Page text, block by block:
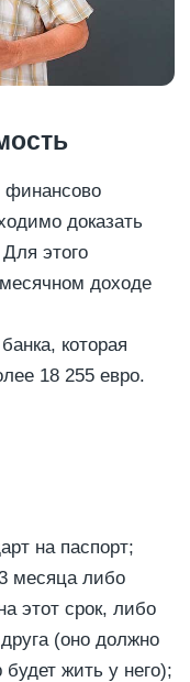
доказать
этого
доходе
которая
18 255 евро.
на паспорт;
месяца либо
этот срок, либо
(оно должно
жить у него);